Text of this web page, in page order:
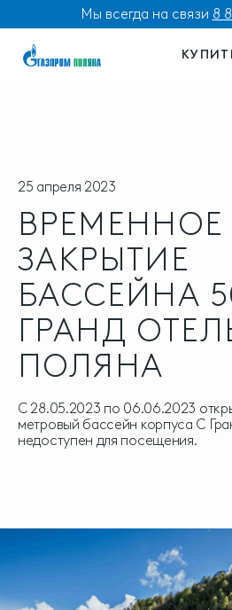
Мы всегда на связи 8
25 апреля 2023
ВРЕМЕННОЕ
ЗАКРЫТИЕ
БАССЕЙНА
ГРАНД
ПОЛЯНА
С 28.05.2023 по 06.06.2023
метровый бассейн корпуса С
недоступен для посещения.